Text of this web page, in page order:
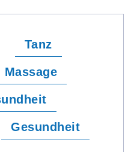
Tanz
Massage
Gesundheit